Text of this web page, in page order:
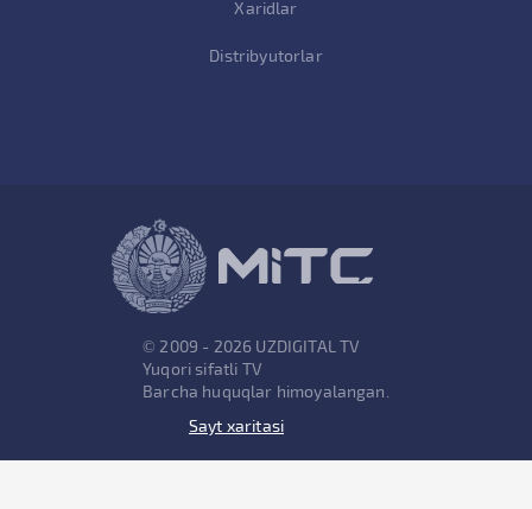
Xaridlar
Distribyutorlar
© 2009 - 2026 UZDIGITAL TV
Yuqori sifatli TV
Barcha huquqlar himoyalangan.
Sayt xaritasi